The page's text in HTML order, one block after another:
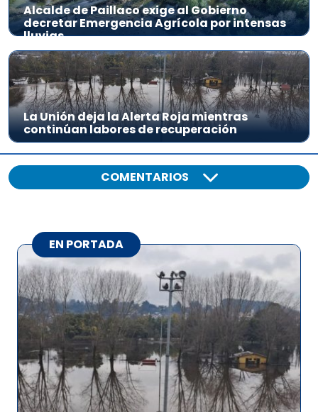
Alcalde de Paillaco exige al Gobierno
decretar Emergencia Agrícola por intensas
lluvias
La Unión deja la Alerta Roja mientras
continúan labores de recuperación
COMENTARIOS
EN PORTADA